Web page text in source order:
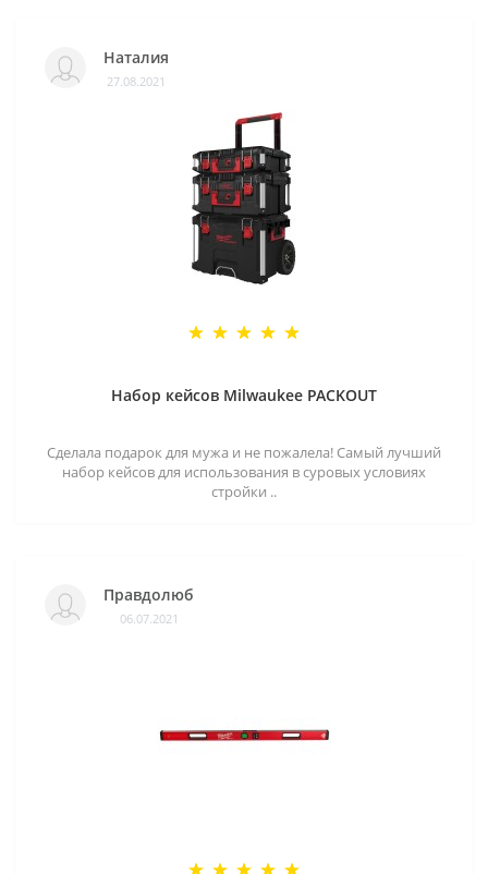
Наталия
27.08.2021
Набор кейсов Milwaukee PACKOUT
Сделала подарок для мужа и не пожалела! Самый лучший
набор кейсов для использования в суровых условиях
стройки ..
Правдолюб
06.07.2021